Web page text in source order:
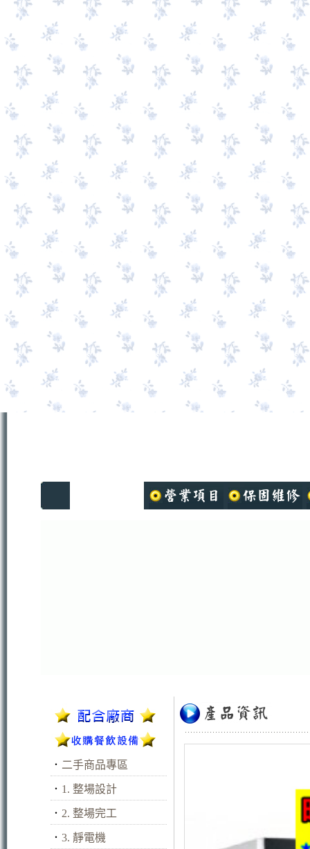
． 二手商品專區
． 1. 整場設計
． 2. 整場完工
． 3. 靜電機